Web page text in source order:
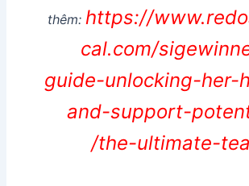
thêm: https://
cal.com/
guide-unlocking-her-
and-support-
the-ultimate-